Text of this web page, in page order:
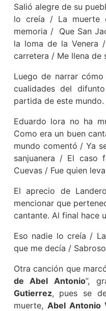
Salió alegre de su
lo creía / La muerte
memoria / Que San
la loma de la
carretera / Me llena de
Luego de narrar
cualidades del
partida de este mundo.
Eduardo lora no ha
Como era un buen
mundo comentó / Ya
sanjuanera / El caso
Cuevas / Fue quien
El aprecio de
mencionar que
cantante. Al final hace
Eso nadie lo creía /
que me decía /
Otra canción que
de Abel Antonio”,
Gutierrez, pues se
muerte, Abel Antonio